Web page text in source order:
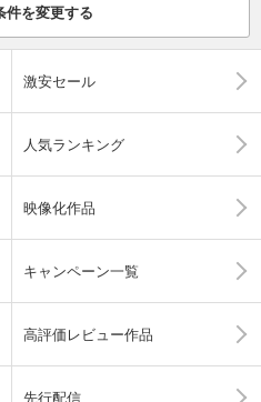
件を変更する
激安セール
人気ランキング
映像化作品
キャンペーン一覧
高評価レビュー作品
先行配信